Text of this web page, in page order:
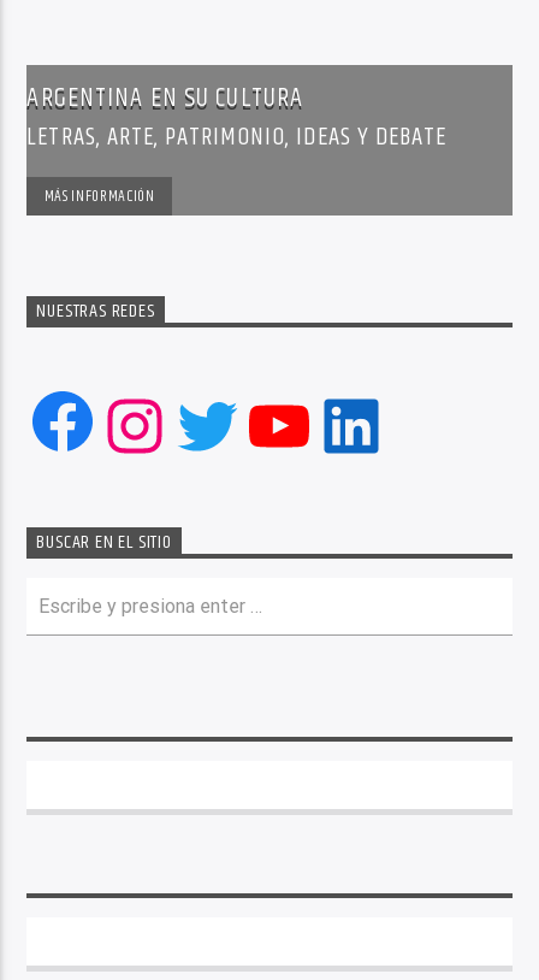
ARGENTINA EN SU CULTURA
LETRAS, ARTE, PATRIMONIO, IDEAS Y DEBATE
MÁS INFORMACIÓN
NUESTRAS REDES
Facebook
Instagram
Twitter
YouTube
LinkedIn
BUSCAR EN EL SITIO